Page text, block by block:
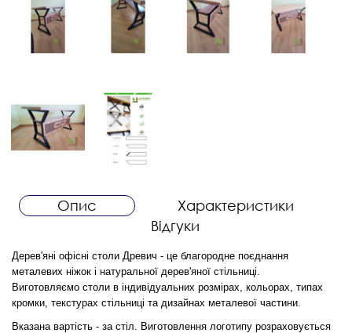
Опис
Характеристики
Відгуки
Дерев'яні офісні столи Древич - це благородне поєднання
металевих ніжок і натуральної дерев'яної стільниці.
Виготовляємо столи в індивідуальних розмірах, кольорах, типах
кромки, текстурах стільниці та дизайнах металевої частини.
Вказана вартість - за стіл. Виготовлення логотипу розраховується